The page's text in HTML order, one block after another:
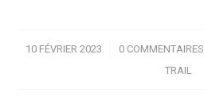
10 FÉVRIER 2023
/ 0 COMMENTAIRES
/
TRAIL